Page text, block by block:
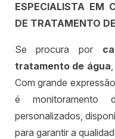
ESPECIALISTA EM
DE TRATAMENTO
Se procura por
tratamento de água
Com grande
é monitoramento
personalizados,
para garantir a